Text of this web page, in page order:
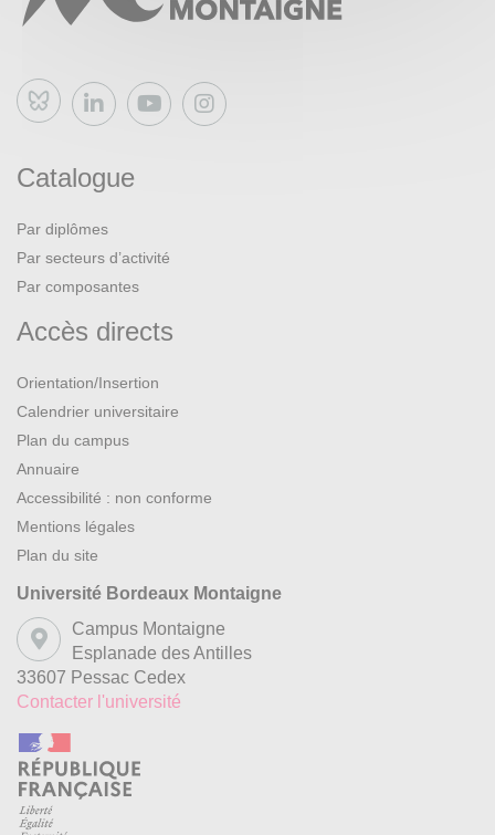
Bluesky
Catalogue
Par diplômes
Par secteurs d’activité
Par composantes
Accès directs
Orientation/Insertion
Calendrier universitaire
Plan du campus
Annuaire
Accessibilité : non conforme
Mentions légales
Plan du site
Université Bordeaux Montaigne
Campus Montaigne
Esplanade des Antilles
33607 Pessac Cedex
Contacter l'université